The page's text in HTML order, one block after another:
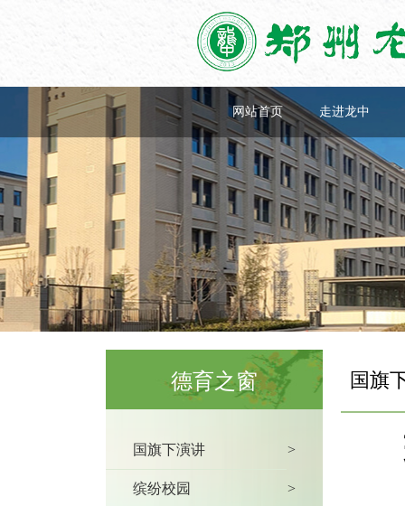
网站首页 走进龙中
德育之窗
国旗下演讲 >
缤纷校园 >
国旗